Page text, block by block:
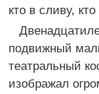
кто в сливу,
подвижный
театральный
изображал